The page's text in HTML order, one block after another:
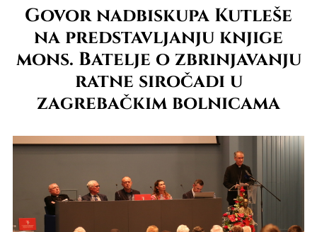
Govor nadbiskupa Kutleše
na predstavljanju knjige
mons. Batelje o zbrinjavanju
ratne siročadi u
zagrebačkim bolnicama